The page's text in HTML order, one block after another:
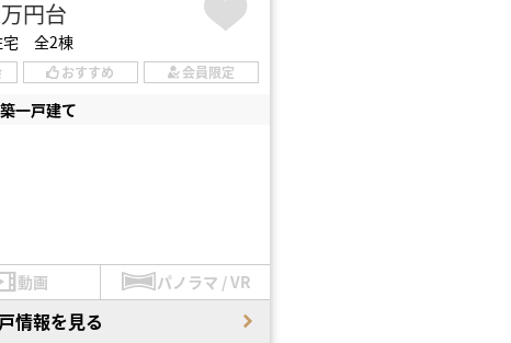
円台
宅 全2棟
おすすめ 会員限定
一戸建て
動画 パノラマ / VR
情報を見る